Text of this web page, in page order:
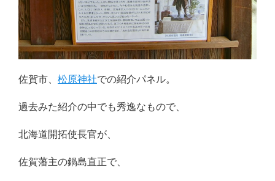
佐賀市、 松原神社での紹介パネル。
過去みた紹介の中でも秀逸なもので、
北海道開拓使長官が、
佐賀藩主の鍋島直正で、